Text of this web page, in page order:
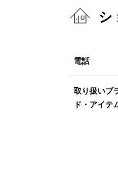
シ
電話
取り扱いブ
ド・アイテ